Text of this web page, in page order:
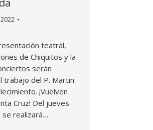
teatral,
de Chiquitos y la
serán
trabajo del P. Martin
¡Vuelven
Cruz! Del jueves
se realizará…